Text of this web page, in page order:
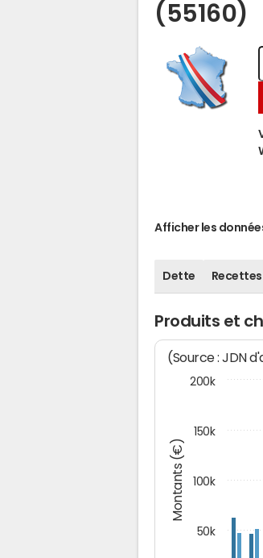
(55160)
Afficher les
Dette Recettes
Produits et
Montants (€)
(Source : JDN
50k
100k
150k
200k